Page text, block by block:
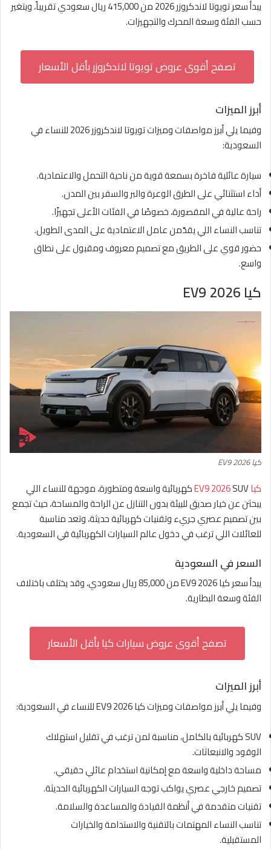
يبدأ سعر تويوتا لاندكروزر 2026 من 415,000 ريال سعودي تقريباً، ويتغير
حسب الفئة وسعة المحرك والتجهيزات.
تصفح أقوى عروض تويوتا لاندكروزر بأقل الأسعار
أبرز الميزات
وفيما يلي أبرز مواصفات وميزات تويوتا لاندكروزر 2026 للنساء في
السعودية:
سيارة عائلية فاخرة بسمعة قوية من ناحية التحمل والاعتمادية.
أداء استثنائي على الطرق الوعرة والبر والسفر بين المدن.
راحة عالية في المقصورة، خصوصًا في الفئات الأعلى تجهيزًا.
تناسب النساء اللي يقدّمن عامل الاعتمادية على المدى الطويل.
حضور قوي على الطريق مع تصميم معروف ومقبول على نطاق
واسع.
كيا EV9 2026
كيا EV9 2026
كيا EV9 2026
SUV كهربائية واسعة ومتطورة، موجهة للنساء اللي
يبحثن عن خيار صديق للبيئة بدون التنازل عن الراحة والمساحة، حيث تجمع
بين تصميم عصري جريء وتقنيات كهربائية حديثة، وتعد مناسبة
للعائلات اللي ترغب في دخول عالم السيارات الكهربائية في السعودية.
السعر في السعودية
يبدأ سعر كيا EV9 2026 من 85,000 ريال سعودي، وقد يختلف باختلاف
الفئة وسعة البطارية.
تصفح أقوى عروض سيارات كيا بأقل الأسعار
أبرز الميزات
وفيما يلي أبرز مواصفات وميزات كيا EV9 2026 للنساء في السعودية:
SUV كهربائية بالكامل، مناسبة لمن ترغب في تقليل استهلاك
الوقود والانبعاثات.
مساحة داخلية واسعة مع إمكانية استخدام عائلي حقيقي.
تصميم خارجي عصري يواكب توجه السيارات الكهربائية الحديثة.
تقنيات متقدمة في أنظمة القيادة والمساعدة والسلامة.
تناسب النساء المهتمات بالتقنية والاستدامة والخيارات
المستقبلية.